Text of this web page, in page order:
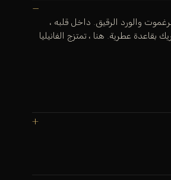
والورد الرقيق. داخل قلبه ،
عطرية. هنا ، تمتزج الفانيليا